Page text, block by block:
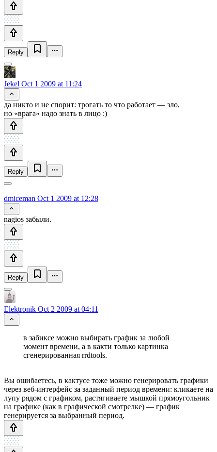
Reply
Jekel Oct 1 2009 at 11:24
да никто и не спорит: трогать то что работает — зло,
но «врага» надо знать в лицо :)
Reply
dmiceman Oct 1 2009 at 12:28
nagios забыли.
Reply
Elektronik Oct 2 2009 at 04:11
в забиксе можно выбирать график за любой
момент времени, а в какти только картинка
сгенерированная rrdtools.
Вы ошибаетесь, в кактусе тоже можно генерировать графики
через веб-интерфейс за заданный период времени: кликаете на
лупу рядом с графиком, растягиваете мышкой прямоугольник
на графике (как в графической смотрелке) — график
генерируется за выбранный период.